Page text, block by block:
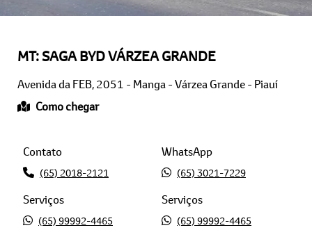
Avenida da FEB, 2051 - Manga - Várzea Grande - Piauí
Como chegar
(65) 2018-2121 (65) 3021-7229
Serviços
(65) 99992-4465
Serviços
(65) 99992-4465